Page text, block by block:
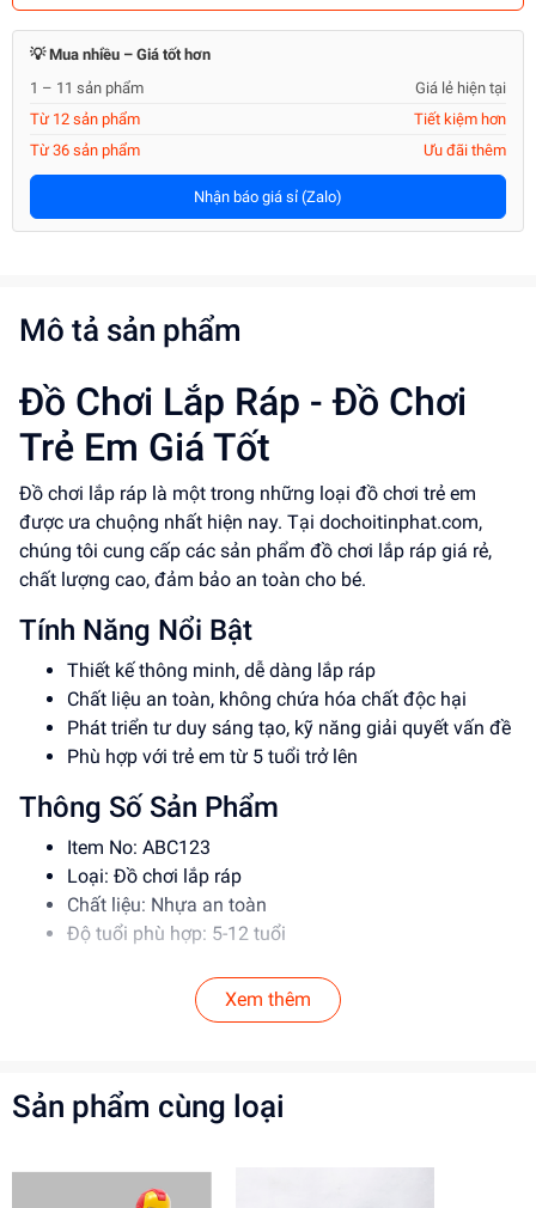
💡 Mua nhiều – Giá tốt hơn
1 – 11 sản phẩm
Giá lẻ hiện tại
Từ 12 sản phẩm
Tiết kiệm hơn
Từ 36 sản phẩm
Ưu đãi thêm
Nhận báo giá sỉ (Zalo)
Mô tả sản phẩm
Đồ Chơi Lắp Ráp - Đồ Chơi
Trẻ Em Giá Tốt
Đồ chơi lắp ráp là một trong những loại đồ chơi trẻ em
được ưa chuộng nhất hiện nay. Tại dochoitinphat.com,
chúng tôi cung cấp các sản phẩm đồ chơi lắp ráp giá rẻ,
chất lượng cao, đảm bảo an toàn cho bé.
Tính Năng Nổi Bật
Thiết kế thông minh, dễ dàng lắp ráp
Chất liệu an toàn, không chứa hóa chất độc hại
Phát triển tư duy sáng tạo, kỹ năng giải quyết vấn đề
Phù hợp với trẻ em từ 5 tuổi trở lên
Thông Số Sản Phẩm
Item No: ABC123
Loại: Đồ chơi lắp ráp
Chất liệu: Nhựa an toàn
Độ tuổi phù hợp: 5-12 tuổi
Hướng Dẫn Sử Dụng
Đọc kỹ hướng dẫn trước khi sử dụng
Lợi Ích Phát Triển
Phát triển tư duy sáng tạo, kỹ năng giải quyết vấn đề
Rèn luyện kỹ năng phối hợp, làm việc nhóm
Xem thêm
Sản phẩm cùng loại